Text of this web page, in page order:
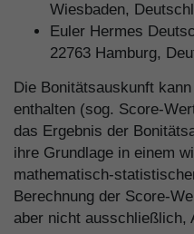
Wiesbaden,
Euler Hermes
22763 Hamburg,
Die Bonitätsauskunft
enthalten (sog. Score-
das Ergebnis der
ihre Grundlage in einem
mathematisch-
Berechnung der Score-
aber nicht ausschließlich,